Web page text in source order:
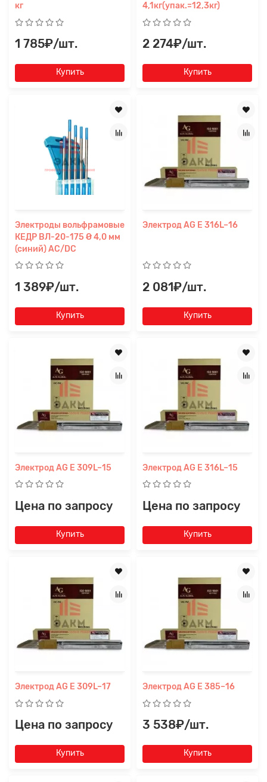
кг
1 785₽/шт.
Купить
4,1кг(упак.=12,3кг)
2 274₽/шт.
Купить
Электроды вольфрамовые
КЕДР ВЛ-20-175 Ø 4,0 мм
(синий) AC/DC
1 389₽/шт.
Купить
Электрод AG E 316L–16
2 081₽/шт.
Купить
Электрод AG E 309L–15
Цена по запросу
Купить
Электрод AG E 316L–15
Цена по запросу
Купить
Электрод AG E 309L–17
Цена по запросу
Купить
Электрод AG E 385–16
3 538₽/шт.
Купить
Заявка на расчет ×